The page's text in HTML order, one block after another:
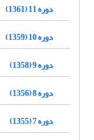
دوره 11 (1361)
دوره 10 (1359)
دوره 9 (1358)
دوره 8 (1356)
دوره 7 (1355)